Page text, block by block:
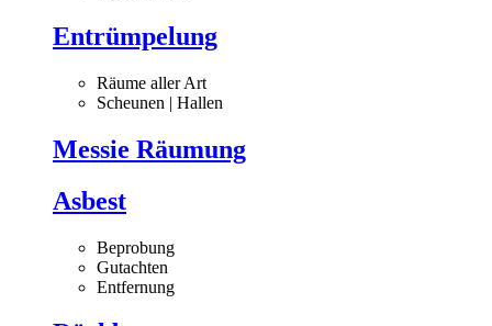
Entrümpelung
Räume aller Art
Scheunen | Hallen
Messie Räumung
Asbest
Beprobung
Gutachten
Entfernung